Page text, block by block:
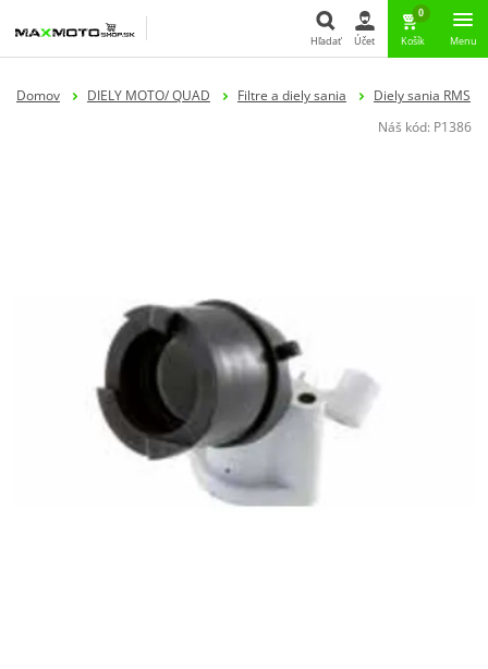
Hľadať
Hľadať Účet
0
Košík Menu
Domov DIELY MOTO/ QUAD Filtre a diely sania
Diely sania RMS
Náš kód: P1386